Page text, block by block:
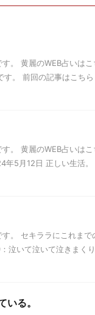
。 黄麗のWEB占いは
。 前回の記事はこち
。 黄麗のWEB占いは
5月12日 正しい生活。
。 セキララにこれま
泣いて泣いて泣きまく
いる。